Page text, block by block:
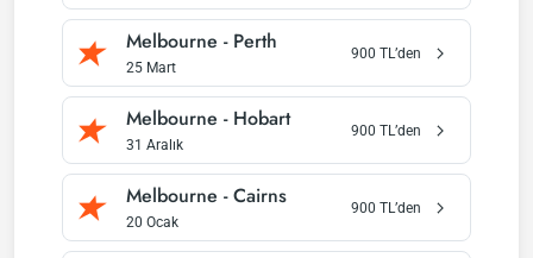
Melbourne - Perth
25 Mart
900 TL’den
Melbourne - Hobart
31 Aralık
900 TL’den
Melbourne -Cairns
20 Ocak
900 TL’den